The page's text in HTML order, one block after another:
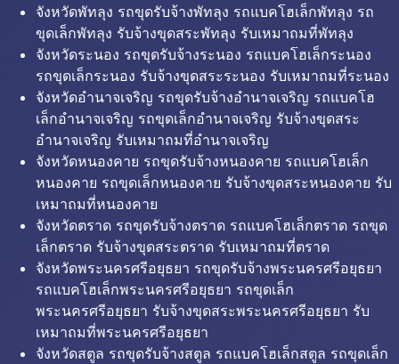
จังหวัดพัทลุง รถขุดรับจ้างพัทลุง รถแบคโฮเล็กพัทลุง รถ
ขุดเล็กพัทลุง รับจ้างขุดสระพัทลุง รับเหมาถมที่พัทลุง
จังหวัดระนอง รถขุดรับจ้างระนอง รถแบคโฮเล็กระนอง
รถขุดเล็กระนอง รับจ้างขุดสระระนอง รับเหมาถมที่ระนอง
จังหวัดอำนาจเจริญ รถขุดรับจ้างอำนาจเจริญ รถแบคโฮ
เล็กอำนาจเจริญ รถขุดเล็กอำนาจเจริญ รับจ้างขุดสระ
อำนาจเจริญ รับเหมาถมที่อำนาจเจริญ
จังหวัดหนองคาย รถขุดรับจ้างหนองคาย รถแบคโฮเล็ก
หนองคาย รถขุดเล็กหนองคาย รับจ้างขุดสระหนองคาย รับ
เหมาถมที่หนองคาย
จังหวัดตราด รถขุดรับจ้างตราด รถแบคโฮเล็กตราด รถขุด
เล็กตราด รับจ้างขุดสระตราด รับเหมาถมที่ตราด
จังหวัดพระนครศรีอยุธยา รถขุดรับจ้างพระนครศรีอยุธยา
รถแบคโฮเล็กพระนครศรีอยุธยา รถขุดเล็ก
พระนครศรีอยุธยา รับจ้างขุดสระพระนครศรีอยุธยา รับ
เหมาถมที่พระนครศรีอยุธยา
จังหวัดสตูล รถขุดรับจ้างสตูล รถแบคโฮเล็กสตูล รถขุดเล็ก